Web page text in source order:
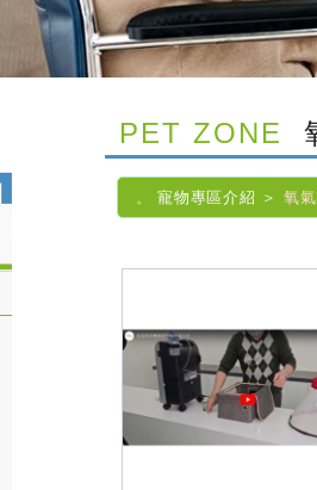
PET ZONE
寵物專區介紹 氧